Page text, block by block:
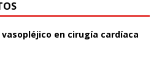
vasopléjico en cirugía cardíaca